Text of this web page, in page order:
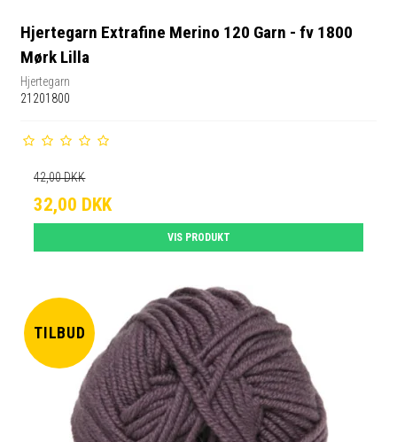
Hjertegarn Extrafine Merino 120 Garn - fv 1800
Mørk Lilla
Hjertegarn
21201800
42,00 DKK
32,00 DKK
VIS PRODUKT
TILBUD